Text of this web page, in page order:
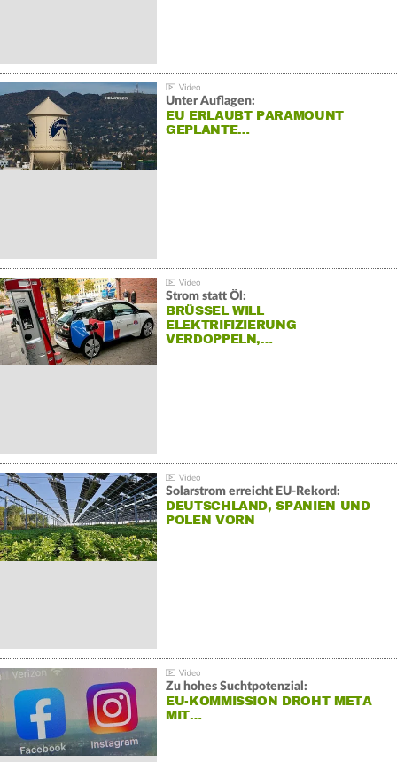
Unter Auflagen:
EU ERLAUBT PARAMOUNT
GEPLANTE…
Strom statt Öl:
BRÜSSEL WILL
ELEKTRIFIZIERUNG
VERDOPPELN,…
Solarstrom erreicht EU-Rekord:
DEUTSCHLAND, SPANIEN UND
POLEN VORN
Zu hohes Suchtpotenzial:
EU-KOMMISSION DROHT META
MIT…